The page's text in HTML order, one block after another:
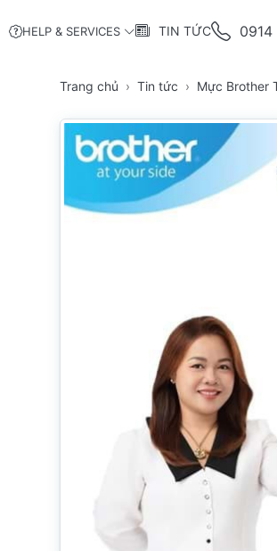
HELP & SERVICES TIN TỨC 0914
Trang chủ Tin tức Mực Brother